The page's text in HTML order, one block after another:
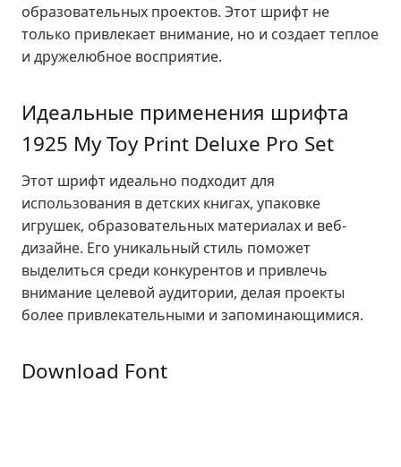
образовательных проектов. Этот шрифт не
только привлекает внимание, но и создает теплое
и дружелюбное восприятие.
Идеальные применения шрифта
1925 My Toy Print Deluxe Pro Set
Этот шрифт идеально подходит для
использования в детских книгах, упаковке
игрушек, образовательных материалах и веб-
дизайне. Его уникальный стиль поможет
выделиться среди конкурентов и привлечь
внимание целевой аудитории, делая проекты
более привлекательными и запоминающимися.
Download Font